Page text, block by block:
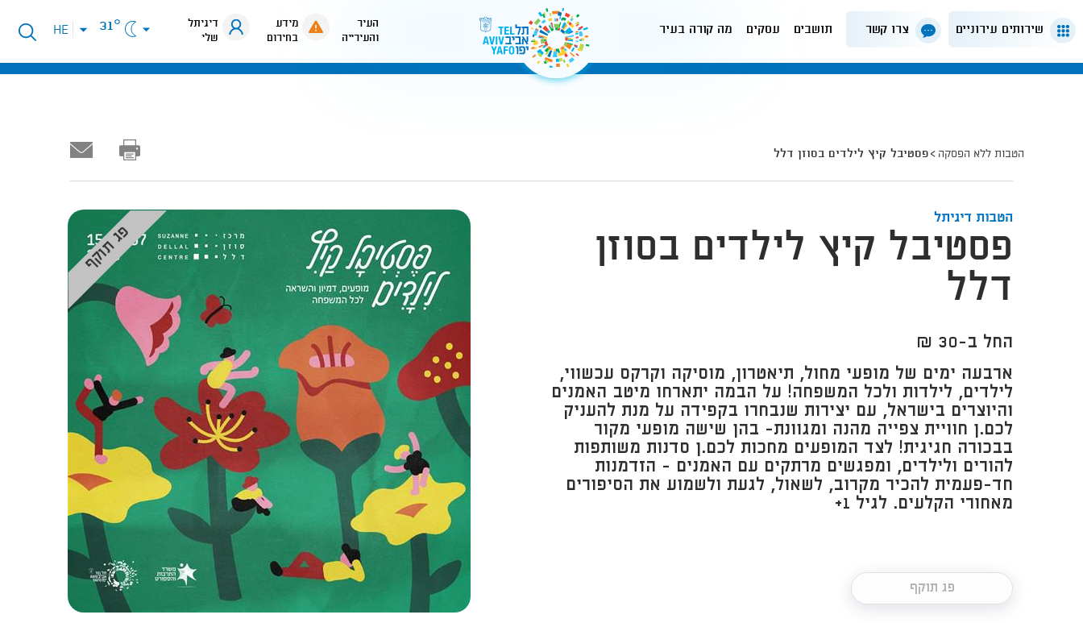
שירותים עירוניים צרו קשר תושבים עסקים מה קורה בעיר
העיר
והעירייה
מידע
בחירום
דיגיתל
שלי
31°
פתיחת
תפריט
HE
הטבות ללא הפסקה פסטיבל קיץ לילדים בסוזן דלל
פג תוקף
הטבות דיגיתל
פסטיבל קיץ לילדים בסוזן
דלל
החל ב-30 ₪
ארבעה ימים של מופעי מחול, תיאטרון, מוסיקה וקרקס עכשווי,
לילדים, לילדות ולכל המשפחה! על הבמה יתארחו מיטב האמנים
והיוצרים בישראל, עם יצירות שנבחרו בקפידה על מנת להעניק
לכם.ן חוויית צפייה מהנה ומגוונת- בהן שישה מופעי מקור
בבכורה חגיגית! לצד המופעים מחכות לכם.ן סדנות משותפות
להורים ולילדים, ומפגשים מרתקים עם האמנים - הזדמנות
חד-פעמית להכיר מקרוב, לשאול, לגעת ולשמוע את הסיפורים
מאחורי הקלעים. לגיל 1+
פג תוקף